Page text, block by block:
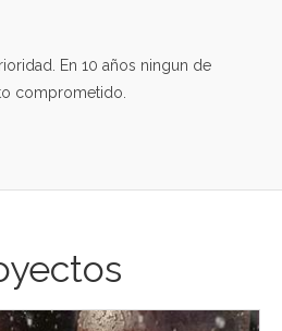
En 10 años ningun de
comprometido.